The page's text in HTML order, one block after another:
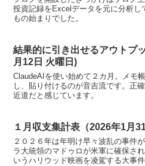
投資記録をExcelデータを元に分析し
もの始まりでした。
結果的に引き出せるアウトプ
月12日 火曜日)
ClaudeAIを使い始めて２カ月。メモ
し、貼り付けるのが音吉流です。正
近道だと感じています。
１月収支集計表（2026年1月31
２０２６年は年明け早々波乱の事件
ラ大統領のマドゥロが米軍に確保さ
いうハリウッド映画を凌駕する大事